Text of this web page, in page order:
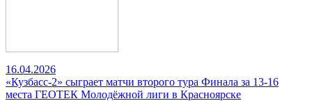
16.04.2026
«Кузбасс-2» сыграет матчи второго тура Финала за 13-16
места ГЕОТЕК Молодёжной лиги в Красноярске